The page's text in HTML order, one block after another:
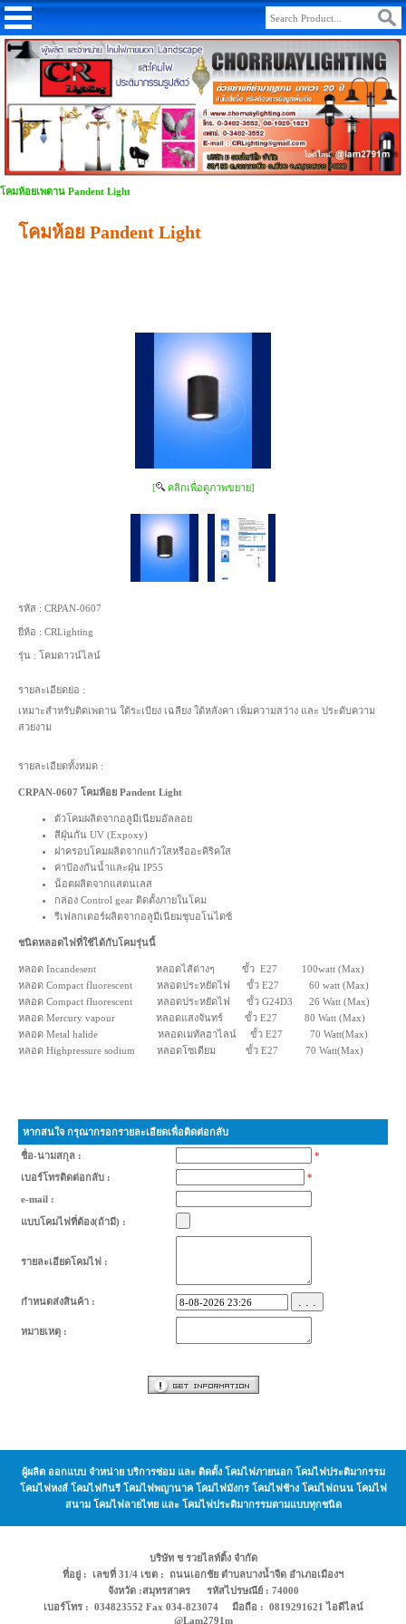
โคมห้อยเพดาน Pandent Light
โคมห้อย Pandent Light
[ คลิกเพื่อดูภาพขยาย]
รหัส : CRPAN-0607
ยี่ห้อ : CRLighting
รุ่น : โคมดาวน์ไลน์
รายละเอียดย่อ :
เหมาะสำหรับติดเพดาน ใต้ระเบียง เฉลียง ใต้หลังคา เพิ่มความสว่าง และ ประดับความ
สวยงาม
รายละเอียดทั้งหมด :
CRPAN-0607 โคมห้อย Pandent Light
ตัวโคมผลิตจากอลูมีเนียมอัลลอย
สีฝุ่นกัน UV (Expoxy)
ฝาครอบโคมผลิตจากแก้วใสหรืออะคิริคใส
ค่าป้องกันน้ำและฝุ่น IP55
น็อตผลิตจากแสตนเลส
กล่อง Control gear ติดตั้งภายในโคม
รีเฟลกเตอร์ผลิตจากอลูมีเนียมชุบอโนไดซ์
ชนิดหลอดไฟที่ใช้ได้กับโคมรุ่นนี้
หลอด Incandesent หลอดไส้ต่างๆ ขั้ว E27 100watt (Max)
หลอด Compact fluorescent หลอดประหยัดไฟ ขั้ว E27 60 watt (Max)
หลอด Compact fluorescent หลอดประหยัดไฟ ขั้ว G24D3 26 Watt (Max)
หลอด Mercury vapour หลอดแสงจันทร์ ขั้ว E27 80 Watt (Max)
หลอด Metal halide หลอดเมทัลฮาไลน์ ขั้ว E27 70 Watt(Max)
หลอด Highpressure sodium หลอดโซเดียม ขั้ว E27 70 Watt(Max)
หากสนใจ กรุณากรอกรายละเอียดเพื่อติดต่อกลับ
ชื่อ-นามสกุล :
*
เบอร์โทรติดต่อกลับ :
*
e-mail :
แบบโคมไฟที่ต้อง(ถ้ามี) :
รายละเอียดโคมไฟ :
กำหนดส่งสินค้า : . . .
หมายเหตุ :
ผู้ผลิต ออกแบบ จำหน่าย บริการซ่อม และ ติดตั้ง โคมไฟภายนอก โคมไฟประติมากรรม
โคมไฟหงส์ โคมไฟกินรี โคมไฟพญานาค โคมไฟมังกร โคมไฟช้าง โคมไฟถนน โคมไฟ
สนาม โคมไฟลายไทย และ โคมไฟประติมากรรมตามแบบทุกชนิด
บริษัท ช รวยไลท์ติ้ง จำกัด
ที่อยู่ : เลขที่ 31/4 เขต : ถนนเอกชัย ตำบลบางน้ำจืด อำเภอเมืองฯ
จังหวัด :สมุทรสาคร รหัสไปรษณีย์ : 74000
เบอร์โทร : 034823552 Fax 034-823074 มือถือ : 0819291621 ไอดีไลน์
@Lam2791m